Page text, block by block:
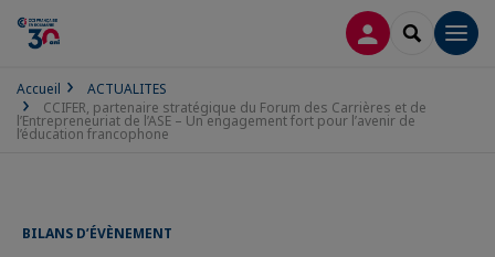
CONNEXION
Accueil
ACTUALITES
CCIFER, partenaire stratégique du Forum des Carrières et de
l’Entrepreneuriat de l’ASE – Un engagement fort pour l’avenir de
l’éducation francophone
BILANS D’ÉVÈNEMENT